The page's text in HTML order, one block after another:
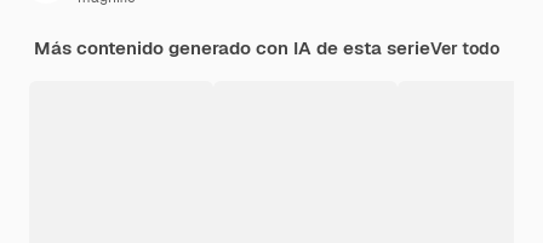
Más contenido generado con IA de esta serieVer todo